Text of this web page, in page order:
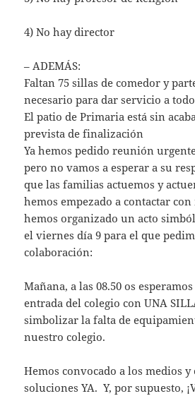
4) No hay director
– ADEMÁS:
Faltan 75 sillas de comedor y
necesario para dar servicio a
El patio de Primaria está sin
prevista de finalización
Ya hemos pedido reunión
pero no vamos a esperar a su
que las familias actuemos y
hemos empezado a contactar
hemos organizado un acto
el viernes día 9 para el que
colaboración:
Mañana, a las 08.50 os
entrada del colegio con UNA
simbolizar la falta de
nuestro colegio.
Hemos convocado a los medios y
soluciones YA. Y, por supuesto,